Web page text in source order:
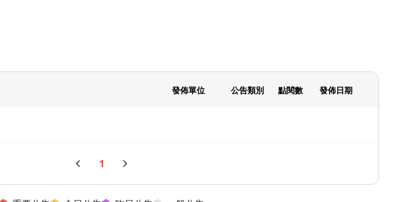
發佈單位 公告類別 點閱數 發佈日期
1